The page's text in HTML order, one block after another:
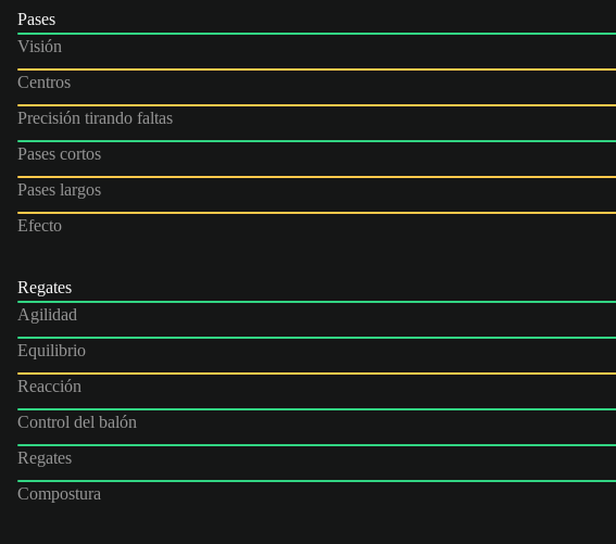
Pases
Visión
Centros
Precisión tirando faltas
Pases cortos
Pases largos
Efecto
Regates
Agilidad
Equilibrio
Reacción
Control del balón
Regates
Compostura